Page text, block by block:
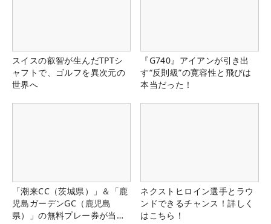
スイスの叡智が生んだTPTシ
ャフトで、ゴルフを異次元の
世界へ
『G740』アイアンが引き出
す“反則級”の寛容性と飛びは
本当だった！
「潮来CC（茨城県）」＆「鹿
児島ガーデンGC（鹿児島
県）」の無料プレー券が当た
ネクストヒロイン選手とラウ
ンドできるチャンス！詳しく
はこちら！